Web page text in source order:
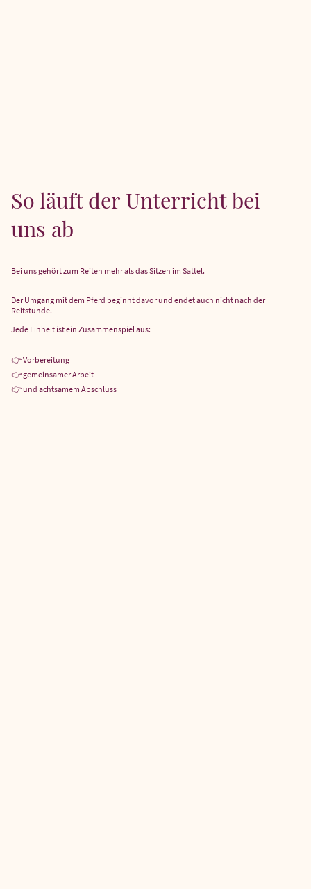
So läuft der Unterricht bei
uns ab
Bei uns gehört zum Reiten mehr als das Sitzen im Sattel.
Der Umgang mit dem Pferd beginnt davor und endet auch nicht nach der
Reitstunde.
Jede Einheit ist ein Zusammenspiel aus:
👉 Vorbereitung
👉 gemeinsamer Arbeit
👉 und achtsamem Abschluss